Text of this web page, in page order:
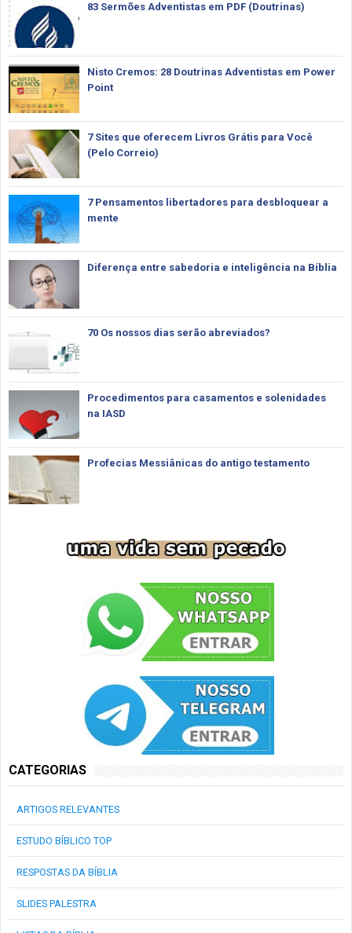
83 Sermões Adventistas em PDF (Doutrinas)
Nisto Cremos: 28 Doutrinas Adventistas em Power
Point
7 Sites que oferecem Livros Grátis para Você
(Pelo Correio)
7 Pensamentos libertadores para desbloquear a
mente
Diferença entre sabedoria e inteligência na Bíblia
70 Os nossos dias serão abreviados?
Procedimentos para casamentos e solenidades
na IASD
Profecias Messiânicas do antigo testamento
CATEGORIAS
ARTIGOS RELEVANTES
ESTUDO BÍBLICO TOP
RESPOSTAS DA BÍBLIA
SLIDES PALESTRA